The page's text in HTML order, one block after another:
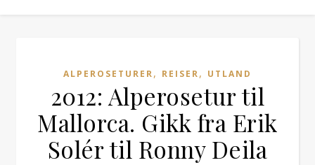
ALPEROSETURER, REISER, UTLAND
2012: Alperosetur til
Mallorca. Gikk fra Erik
Solér til Ronny Deila